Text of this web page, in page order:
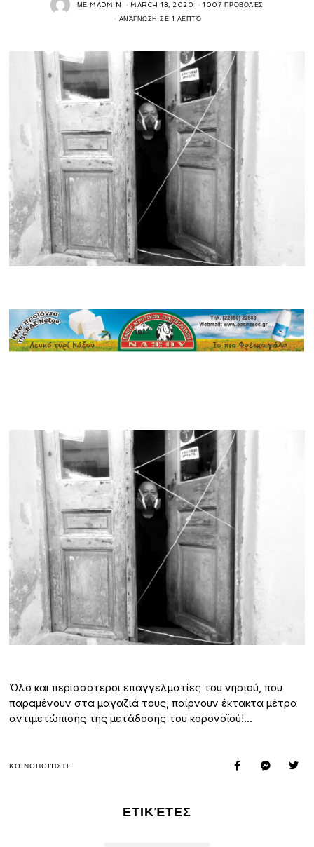
ΜΕMADMIN MARCH 18, 2020 1007 ΠΡΟΒΟΛΈΣ
ΑΝΆΓΝΩΣΗ ΣΕ 1 ΛΕΠΤΌ
Όλο και περισσότεροι επαγγελματίες του νησιού, που
παραμένουν στα μαγαζιά τους, παίρνουν έκτακτα μέτρα
αντιμετώπισης της μετάδοσης του κορονοϊού!…
ΚΟΙΝΟΠΟΙΉΣΤΕ
ΕΤΙΚΈΤΕΣ